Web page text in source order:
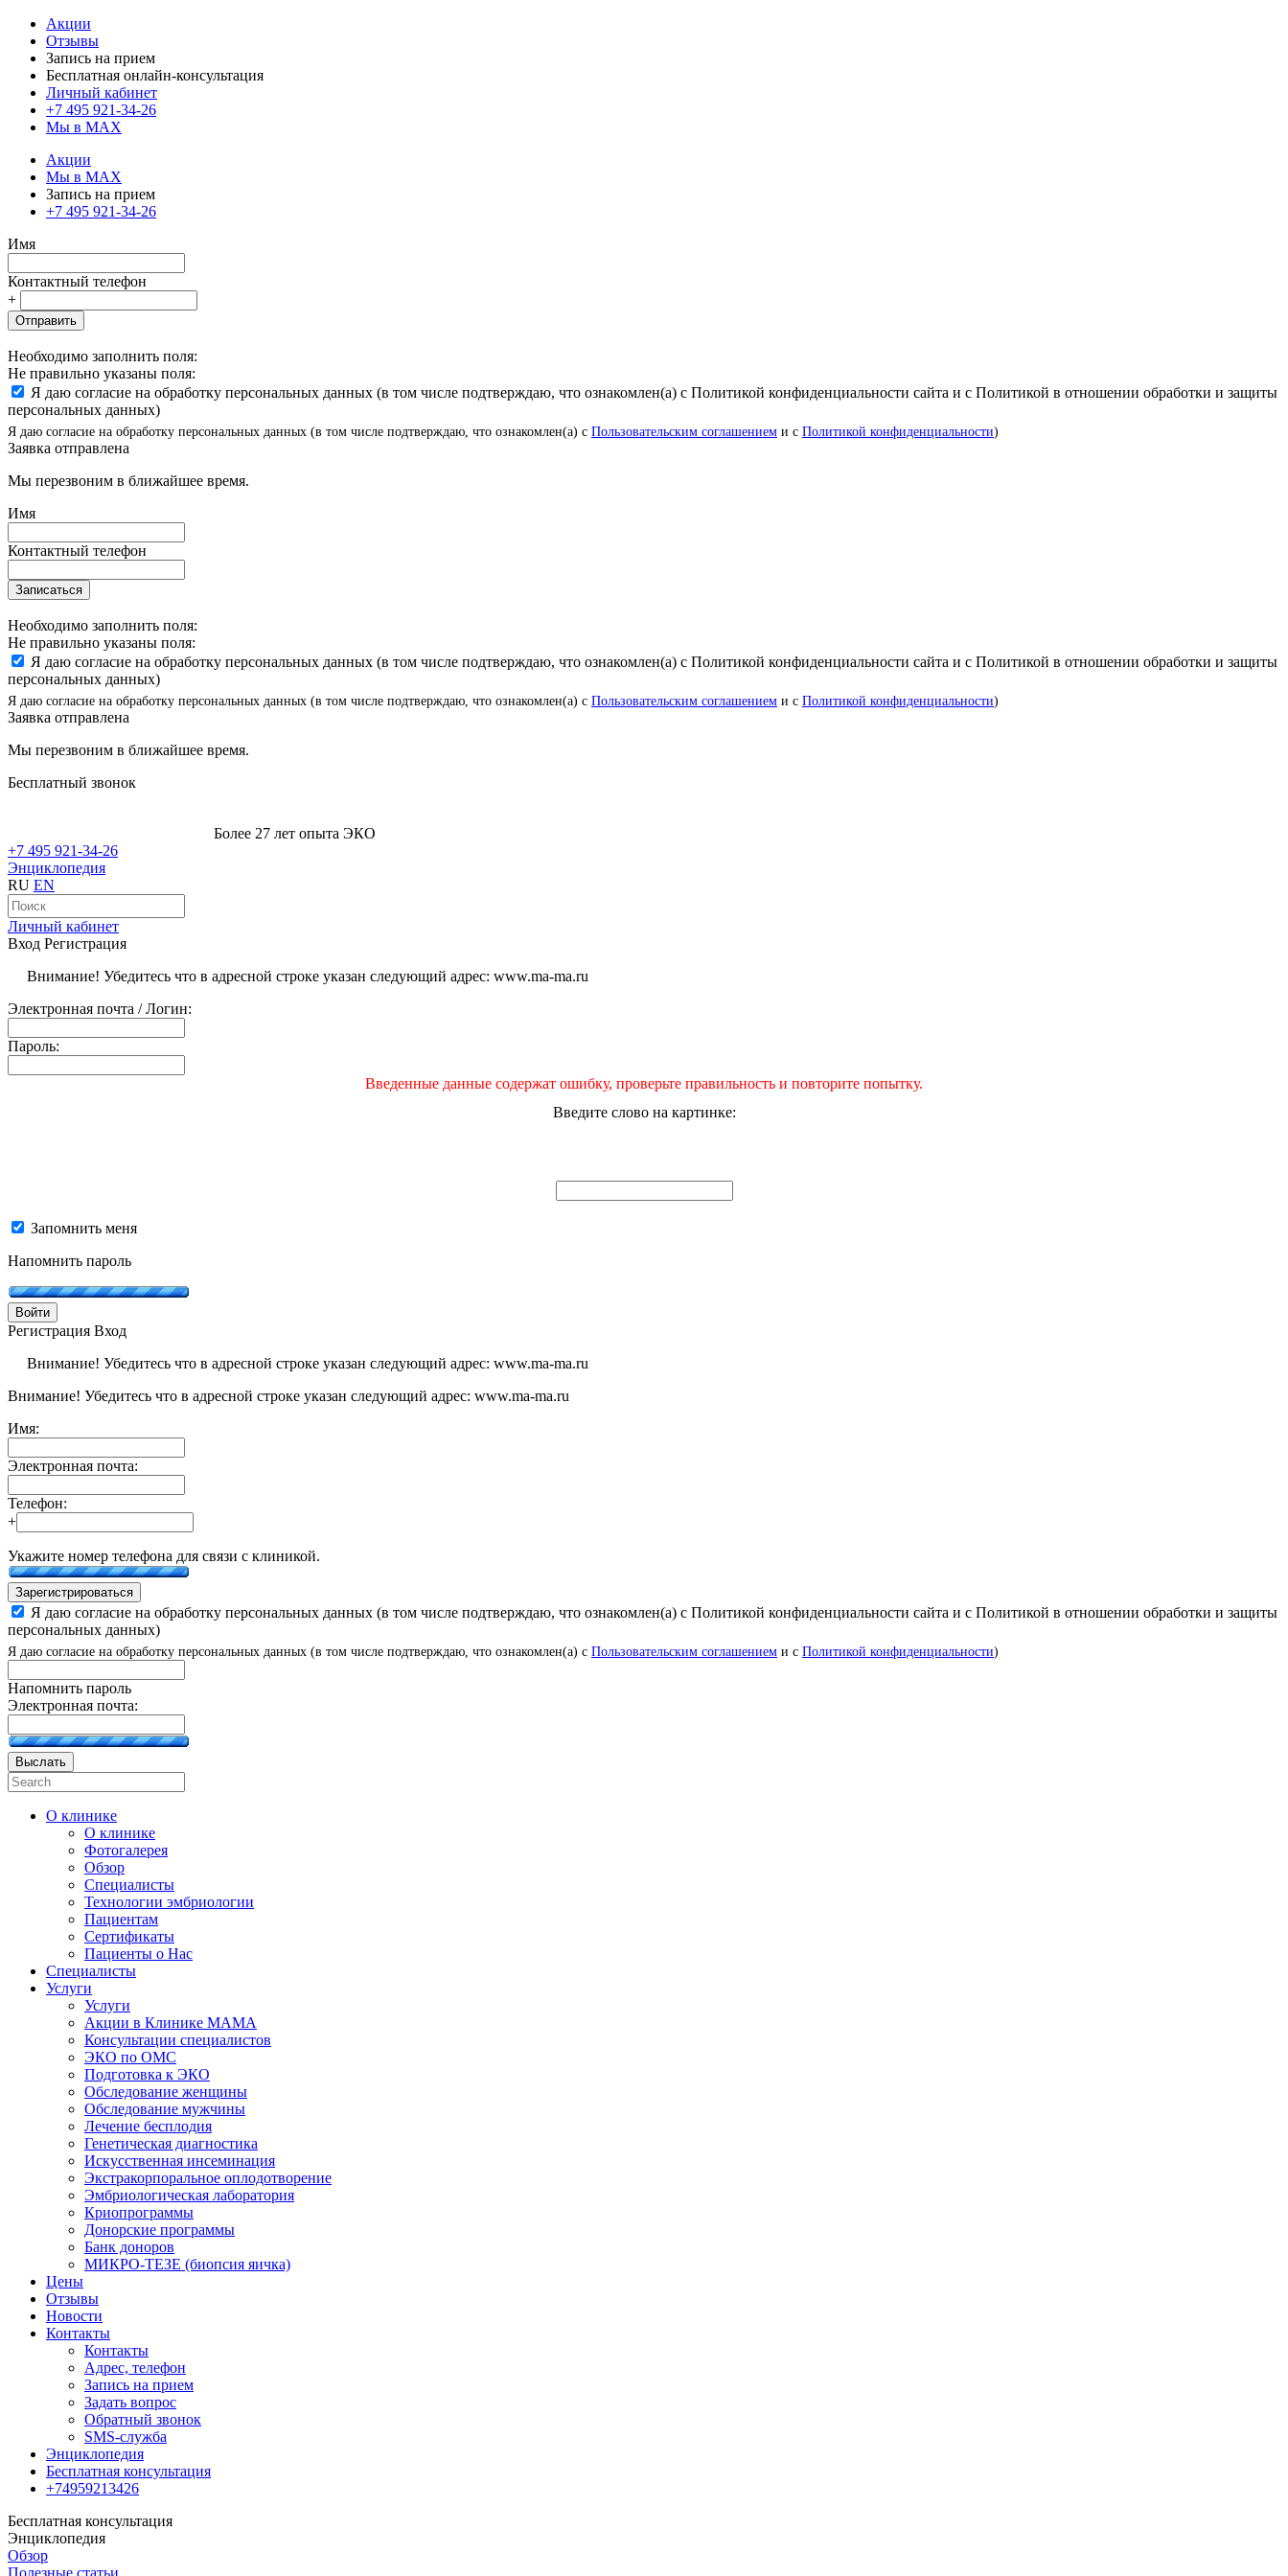
Акции
Отзывы
Запись на прием
Бесплатная онлайн-консультация
Личный кабинет
+7 495 921-34-26
Мы в MAX
Акции
Мы в MAX
Запись на прием
+7 495 921-34-26
Имя
Контактный телефон
+
Отправить
Необходимо заполнить поля:
Не правильно указаны поля:
Я даю согласие на обработку персональных данных (в том числе подтверждаю, что ознакомлен(а) с Политикой конфиденциальности сайта и с Политикой в отношении обработки и защиты
персональных данных)
Я даю согласие на обработку персональных данных (в том числе подтверждаю, что ознакомлен(а) с Пользовательским соглашением и с Политикой конфиденциальности)
Заявка отправлена
Мы перезвоним в ближайшее время.
Имя
Контактный телефон
Записаться
Необходимо заполнить поля:
Не правильно указаны поля:
Я даю согласие на обработку персональных данных (в том числе подтверждаю, что ознакомлен(а) с Политикой конфиденциальности сайта и с Политикой в отношении обработки и защиты
персональных данных)
Я даю согласие на обработку персональных данных (в том числе подтверждаю, что ознакомлен(а) с Пользовательским соглашением и с Политикой конфиденциальности)
Заявка отправлена
Мы перезвоним в ближайшее время.
Бесплатный звонок
Более 27 лет опыта ЭКО
+7 495 921-34-26
Энциклопедия
RU EN
Личный кабинет
Вход Регистрация
Внимание! Убедитесь что в адресной строке указан следующий адрес: www.ma-ma.ru
Электронная почта / Логин:
Пароль:
Введенные данные содержат ошибку, проверьте правильность и повторите попытку.
Введите слово на картинке:
Запомнить меня
Напомнить пароль
Войти
Регистрация Вход
Внимание! Убедитесь что в адресной строке указан следующий адрес: www.ma-ma.ru
Внимание! Убедитесь что в адресной строке указан следующий адрес: www.ma-ma.ru
Имя:
Электронная почта:
Телефон:
+
Укажите номер телефона для связи с клиникой.
Зарегистрироваться
Я даю согласие на обработку персональных данных (в том числе подтверждаю, что ознакомлен(а) с Политикой конфиденциальности сайта и с Политикой в отношении обработки и защиты
персональных данных)
Я даю согласие на обработку персональных данных (в том числе подтверждаю, что ознакомлен(а) с Пользовательским соглашением и с Политикой конфиденциальности)
Напомнить пароль
Электронная почта:
Выслать
О клинике
О клинике
Фотогалерея
Обзор
Специалисты
Технологии эмбриологии
Пациентам
Сертификаты
Пациенты о Нас
Специалисты
Услуги
Услуги
Акции в Клинике МАМА
Консультации специалистов
ЭКО по ОМС
Подготовка к ЭКО
Обследование женщины
Обследование мужчины
Лечение бесплодия
Генетическая диагностика
Искусственная инсеминация
Экстракорпоральное оплодотворение
Эмбриологическая лаборатория
Криопрограммы
Донорские программы
Банк доноров
МИКРО-ТЕЗЕ (биопсия яичка)
Цены
Отзывы
Новости
Контакты
Контакты
Адрес, телефон
Запись на прием
Задать вопрос
Обратный звонок
SMS-служба
Энциклопедия
Бесплатная консультация
+74959213426
Бесплатная консультация
Энциклопедия
Обзор
Полезные статьи